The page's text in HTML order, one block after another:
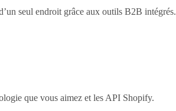
seul endroit grâce aux outils B2B intégrés.
que vous aimez et les API Shopify.